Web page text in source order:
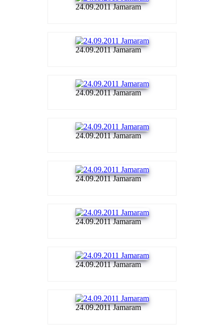
24.09.2011 Jamaram
24.09.2011 Jamaram
24.09.2011 Jamaram
24.09.2011 Jamaram
24.09.2011 Jamaram
24.09.2011 Jamaram
24.09.2011 Jamaram
24.09.2011 Jamaram